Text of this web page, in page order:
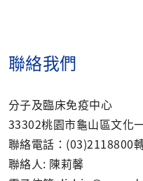
聯絡我們
分子及臨床免疫中心
33302桃園市龜山區文化
聯絡電話：(03)2118800
聯絡人: 陳莉馨